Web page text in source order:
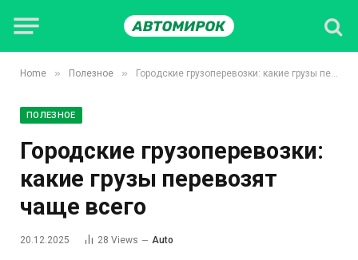
Home » Полезное » Городские грузоперевозки: какие грузы перевозят чаще всего
ПОЛЕЗНОЕ
Городские грузоперевозки:
какие грузы перевозят
чаще всего
20.12.2025 28 Views Auto